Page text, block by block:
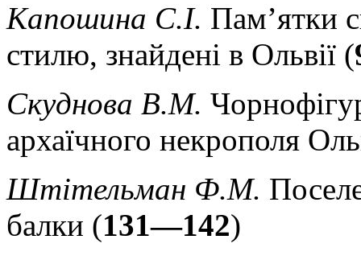
Капошина С.І. Пам’ятки
стилю, знайдені в Ольвії (
Скуднова В.М.
архаїчного некрополя
Штітельман Ф.М.
балки (131—142)